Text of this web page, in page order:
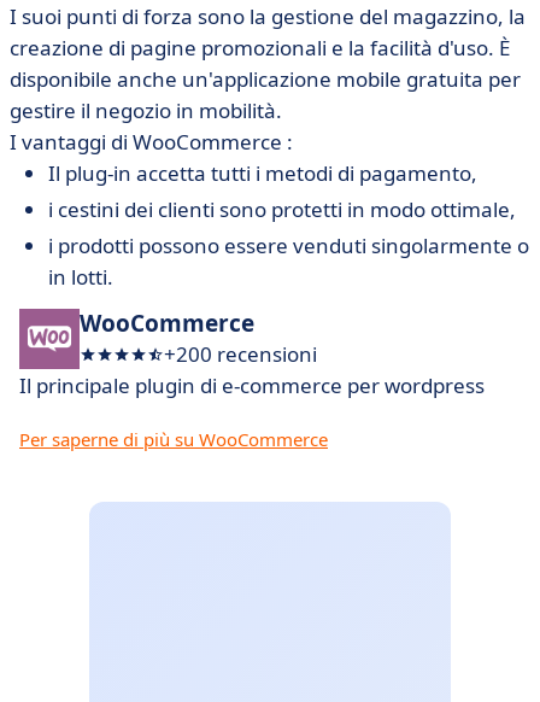
I suoi punti di forza sono la gestione del magazzino, la
creazione di pagine promozionali e la facilità d'uso. È
disponibile anche un'applicazione mobile gratuita per
gestire il negozio in mobilità.
I vantaggi di WooCommerce :
Il plug-in accetta tutti i metodi di pagamento,
i cestini dei clienti sono protetti in modo ottimale,
i prodotti possono essere venduti singolarmente o
in lotti.
WooCommerce
+200 recensioni
Il principale plugin di e-commerce per wordpress
Per saperne di più su WooCommerce